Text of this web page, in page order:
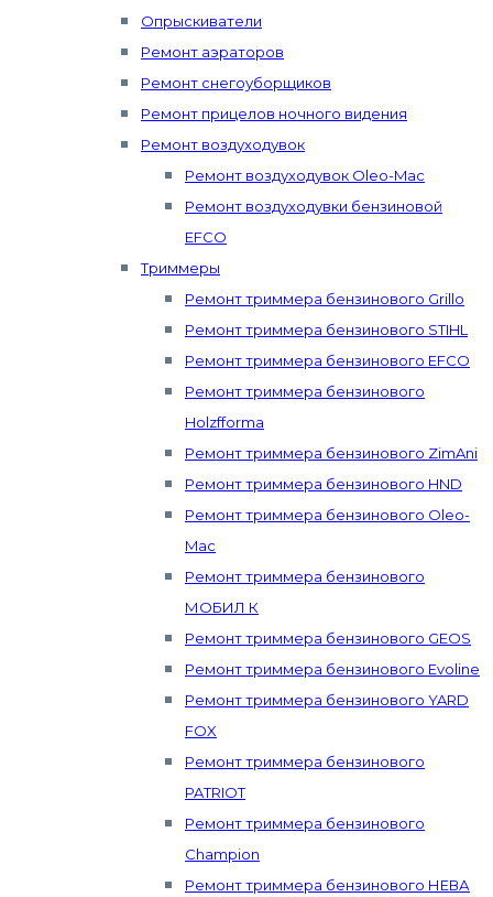
Опрыскиватели
Ремонт аэраторов
Ремонт снегоуборщиков
Ремонт прицелов ночного видения
Ремонт воздуходувок
Ремонт воздуходувок Oleo-Mac
Ремонт воздуходувки бензиновой
EFCO
Триммеры
Ремонт триммера бензинового Grillo
Ремонт триммера бензинового STIHL
Ремонт триммера бензинового EFCO
Ремонт триммера бензинового
Holzfforma
Ремонт триммера бензинового ZimAni
Ремонт триммера бензинового HND
Ремонт триммера бензинового Oleo-
Mac
Ремонт триммера бензинового
МОБИЛ К
Ремонт триммера бензинового GEOS
Ремонт триммера бензинового Evoline
Ремонт триммера бензинового YARD
FOX
Ремонт триммера бензинового
PATRIOT
Ремонт триммера бензинового
Champion
Ремонт триммера бензинового НЕВА